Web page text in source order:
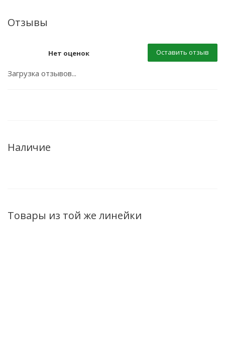
Отзывы
Нет оценок Оставить отзыв
Загрузка отзывов...
Наличие
Товары из той же линейки